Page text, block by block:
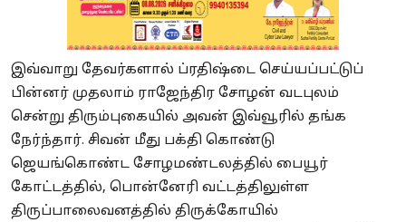
இவ்வாறு தேவர்களால் ப்ரதிஷ்டை செய்யப்பட்டுப்
பின்னர் முதலாம் ராஜேந்திர சோழன் வடபுலம்
சென்று திரும்புகையில் அவன் இவ்வூரில் தங்க
நேர்ந்தார். சிவன் மீது பக்தி கொண்டு
ஜெயங்கொண்ட சோழமண்டலத்தில் பையூர்
கோட்டத்தில், பொன்னேரி வட்டத்திலுள்ள
திருப்பாலைவனத்தில் திருக்கோயில்